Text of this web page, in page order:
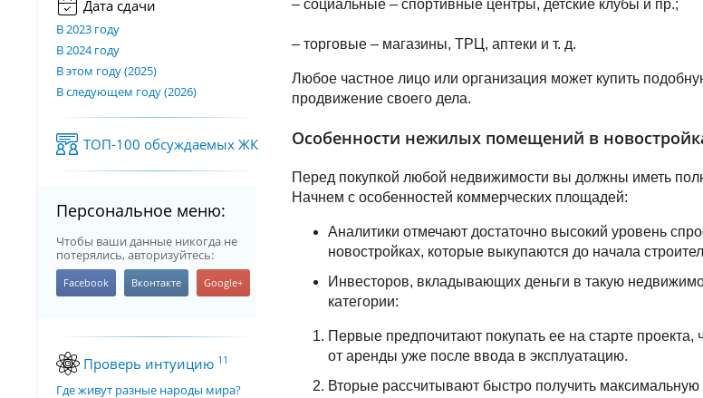
Дата сдачи
В 2023 году
В 2024 году
В этом году (2025)
В следующем году (2026)
ТОП-100 обсуждаемых ЖК
Персональное меню:
Чтобы ваши данные никогда не
потерялись, авторизуйтесь:
Проверь интуицию 11
Где живут разные народы мира?
– социальные – спортивные центры, детские клубы и пр.;
– торговые – магазины, ТРЦ, аптеки и т. д.
Любое частное лицо или организация может купить
продвижение своего дела.
Особенности нежилых помещений в
Перед покупкой любой недвижимости вы должны иметь
Начнем с особенностей коммерческих площадей:
Аналитики отмечают достаточно высокий уровень
новостройках, которые выкупаются до начала
Инвесторов, вкладывающих деньги в такую
категории:
Первые предпочитают покупать ее на старте проекта,
от аренды уже после ввода в эксплуатацию.
Вторые рассчитывают быстро получить